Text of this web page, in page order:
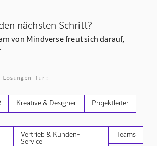
nächsten Schritt?
von Mindverse freut sich darauf,
für:
Kreative & Designer Projektleiter
Vertrieb & Kunden-
Service
Teams